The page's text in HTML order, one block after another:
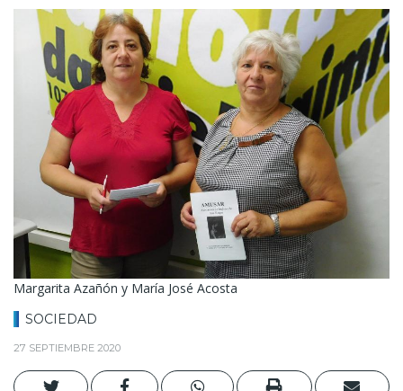
Margarita Azañón y María José Acosta
SOCIEDAD
27 SEPTIEMBRE 2020